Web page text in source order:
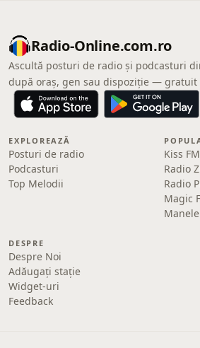
Radio-Online.com.ro
Ascultă posturi de radio și podcasturi
după oraș, gen sau dispoziție — gratuit
EXPLOREAZĂ
Posturi de radio
Podcasturi
Top Melodii
Kiss FM
Radio
Radio
Magic
DESPRE
Despre Noi
Adăugați stație
Widget-uri
Feedback